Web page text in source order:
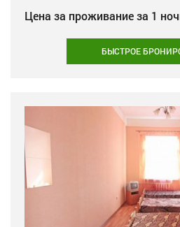
Цена за проживание за 1
БЫСТРОЕ